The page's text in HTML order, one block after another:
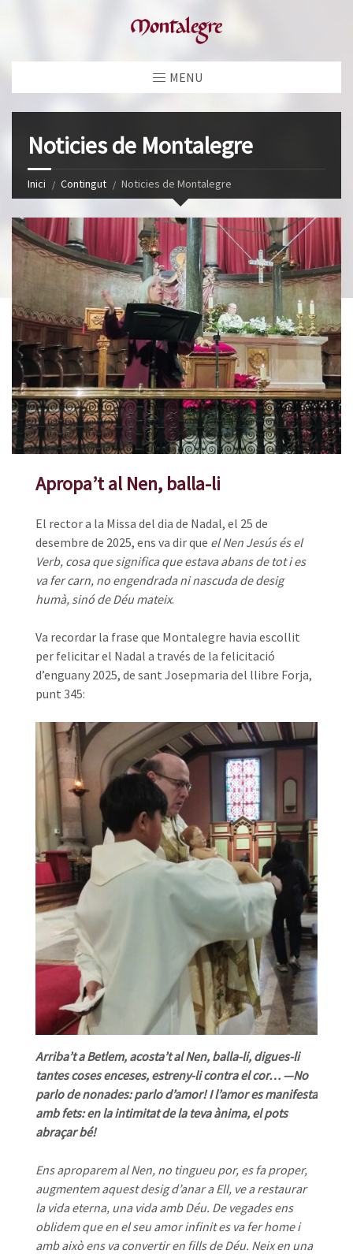
MENU
Noticies de Montalegre
Inici Contingut Noticies de Montalegre
Apropa’t al Nen, balla-li
El rector a la Missa del dia de Nadal, el 25 de
desembre de 2025, ens va dir que el Nen Jesús és el
Verb, cosa que significa que estava abans de tot i es
va fer carn, no engendrada ni nascuda de desig
humà, sinó de Déu mateix.
Va recordar la frase que Montalegre havia escollit
per felicitar el Nadal a través de la felicitació
d’enguany 2025, de sant Josepmaria del llibre Forja,
punt 345:
Arriba’t a Betlem, acosta’t al Nen, balla-li, digues-li
tantes coses enceses, estreny-li contra el cor… —No
parlo de nonades: parlo d’amor! I l’amor es manifesta
amb fets: en la intimitat de la teva ànima, el pots
abraçar bé!
Ens aproparem al Nen, no tingueu por, es fa proper,
augmentem aquest desig d’anar a Ell, ve a restaurar
la vida eterna, una vida amb Déu. De vegades ens
oblidem que en el seu amor infinit es va fer home i
amb això ens va convertir en fills de Déu. Neix en una